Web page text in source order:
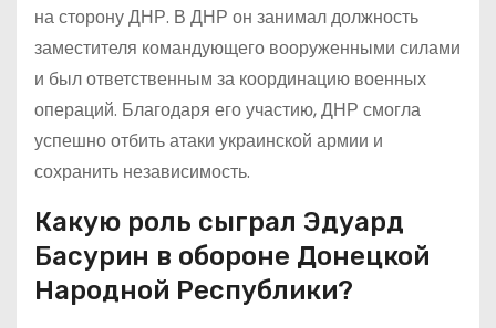
на сторону ДНР. В ДНР он занимал должность
заместителя командующего вооруженными силами
и был ответственным за координацию военных
операций. Благодаря его участию, ДНР смогла
успешно отбить атаки украинской армии и
сохранить независимость.
Какую роль сыграл Эдуард
Басурин в обороне Донецкой
Народной Республики?